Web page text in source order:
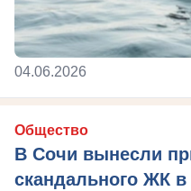
04.06.2026
Общество
В Сочи вынесли
скандального ЖК